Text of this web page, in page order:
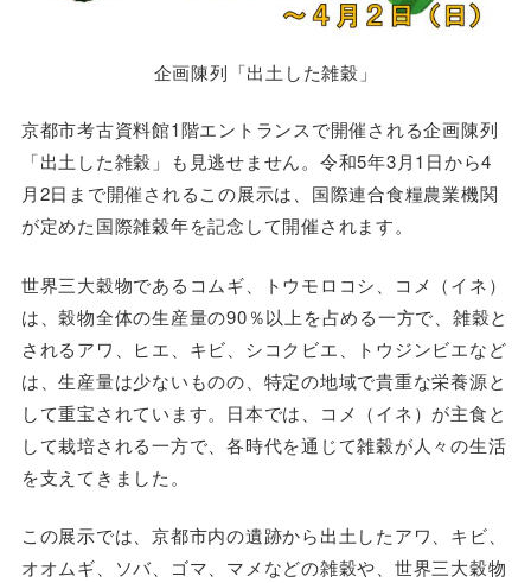
企画陳列「出土した雑穀」
京都市考古資料館1階エントランスで開催される企画陳列
「出土した雑穀」も見逃せません。令和5年3月1日から4
月2日まで開催されるこの展示は、国際連合食糧農業機関
が定めた国際雑穀年を記念して開催されます。
世界三大穀物であるコムギ、トウモロコシ、コメ（イネ）
は、穀物全体の生産量の90％以上を占める一方で、雑穀と
されるアワ、ヒエ、キビ、シコクビエ、トウジンビエなど
は、生産量は少ないものの、特定の地域で貴重な栄養源と
して重宝されています。日本では、コメ（イネ）が主食と
して栽培される一方で、各時代を通じて雑穀が人々の生活
を支えてきました。
この展示では、京都市内の遺跡から出土したアワ、キビ、
オオムギ、ソバ、ゴマ、マメなどの雑穀や、世界三大穀物